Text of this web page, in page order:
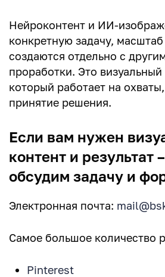
Нейроконтент и ИИ-
конкретную задачу,
создаются отдельно с
проработки. Это визуальный
который работает на
принятие решения.
Если вам нужен
контент и результат
обсудим задачу и
Электронная почта:
Самое большое количество
Pinterest